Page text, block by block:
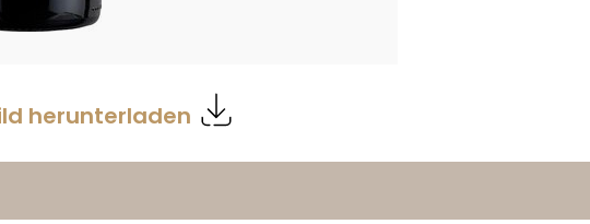
herunterladen